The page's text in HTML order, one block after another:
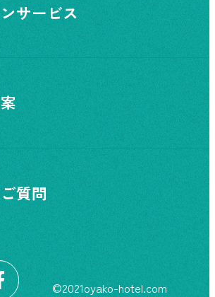
サービス
質問
©︎2021oyako-hotel.com